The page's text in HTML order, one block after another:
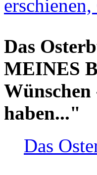
Das
MEINES
haben..."
Das